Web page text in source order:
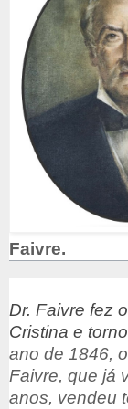
Faivre.
Dr. Faivre fez
Cristina e
ano de 1846,
Faivre, que já
anos, vendeu